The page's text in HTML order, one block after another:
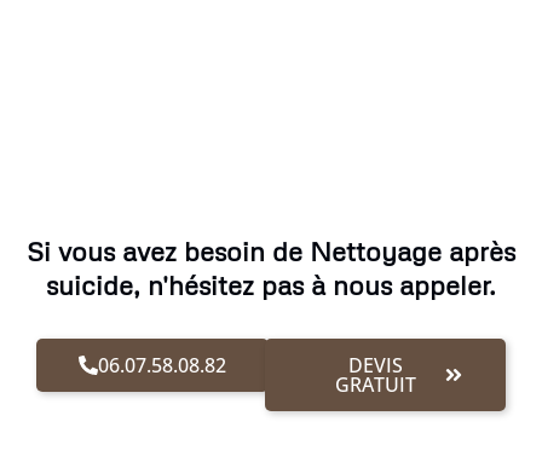
Si vous avez besoin de Nettoyage après
suicide, n'hésitez pas à nous appeler.
06.07.58.08.82 DEVIS
GRATUIT